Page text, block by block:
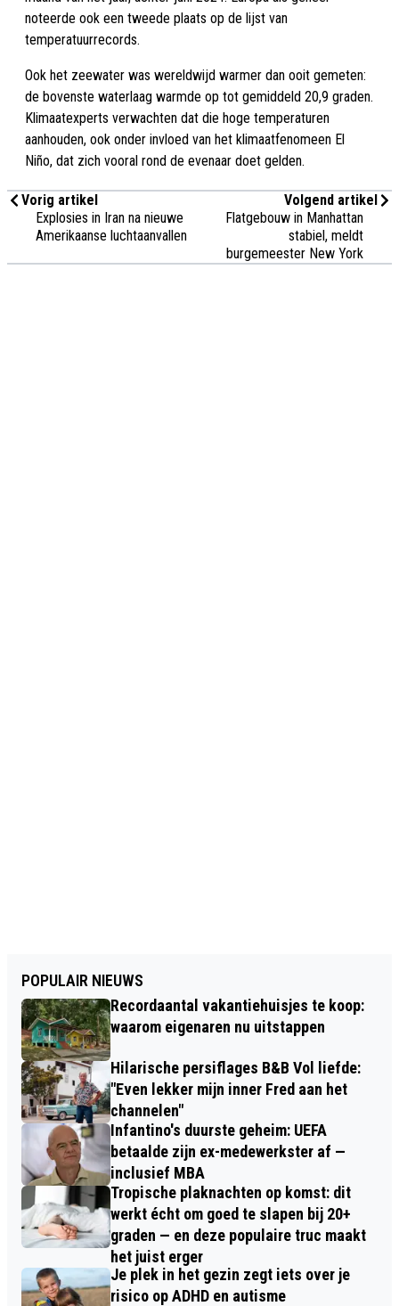
noteerde ook een tweede plaats op de lijst van
temperatuurrecords.
Ook het zeewater was wereldwijd warmer dan ooit gemeten:
de bovenste waterlaag warmde op tot gemiddeld 20,9 graden.
Klimaatexperts verwachten dat die hoge temperaturen
aanhouden, ook onder invloed van het klimaatfenomeen El
Niño, dat zich vooral rond de evenaar doet gelden.
Vorig artikel
Explosies in Iran na nieuwe
Amerikaanse luchtaanvallen
Volgend artikel
Flatgebouw in Manhattan
stabiel, meldt
burgemeester New York
POPULAIR NIEUWS
Recordaantal vakantiehuisjes te koop:
waarom eigenaren nu uitstappen
Hilarische persiflages B&B Vol liefde:
"Even lekker mijn inner Fred aan het
channelen"
Infantino's duurste geheim: UEFA
betaalde zijn ex-medewerkster af —
inclusief MBA
Tropische plaknachten op komst: dit
werkt écht om goed te slapen bij 20+
graden — en deze populaire truc maakt
het juist erger
Je plek in het gezin zegt iets over je
risico op ADHD en autisme